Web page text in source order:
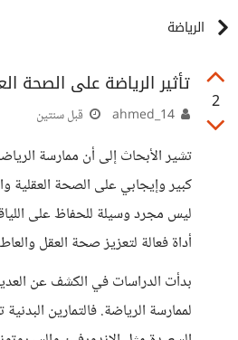
الرياضة
2
تأثير الرياضة على الصحة
قبل سنتين
تشير الأبحاث إلى أن ممارسة
كبير وإيجابي على الصحة العقلية
ليس مجرد وسيلة للحفاظ على
أداة فعالة لتعزيز صحة العقل
بدأت الدراسات في الكشف عن
لممارسة الرياضة. فالتمارين